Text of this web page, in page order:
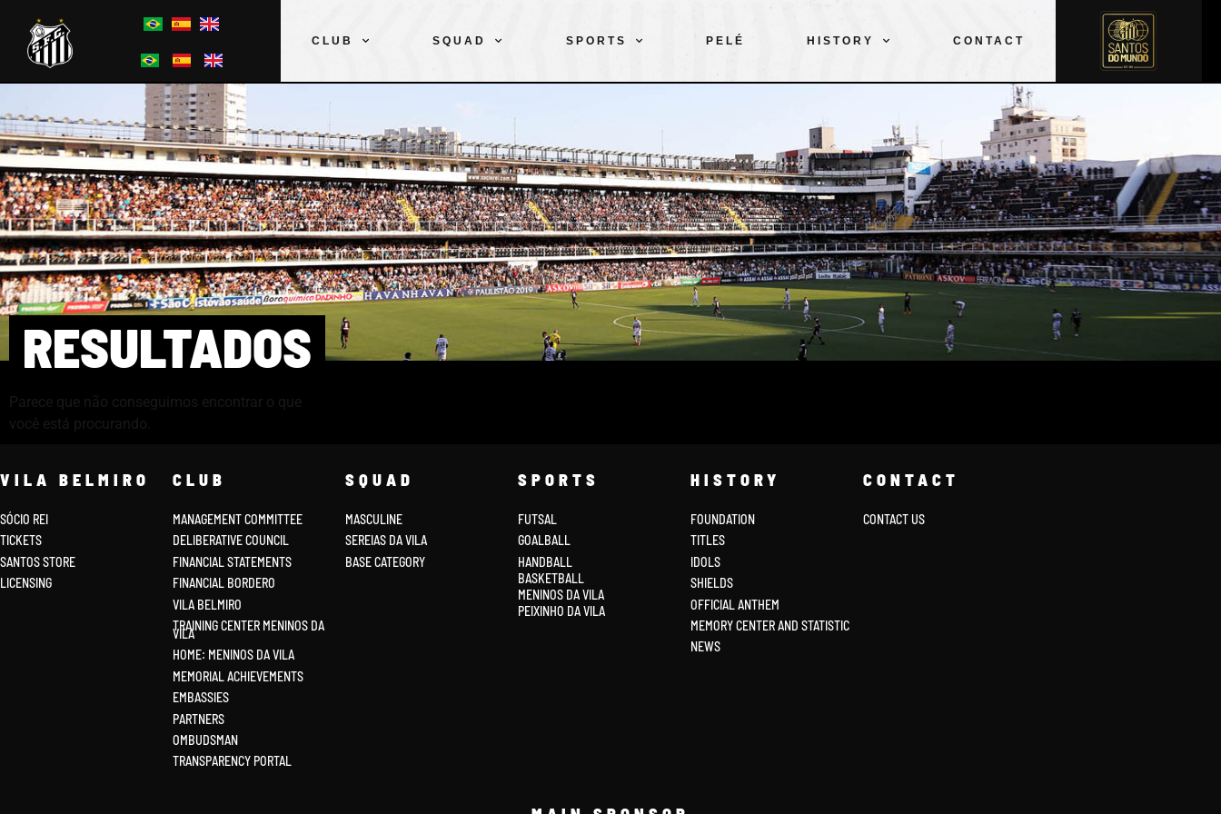
CLUB SQUAD SPORTS PELÉ HISTORY CONTACT
CLUB
CONTACT
RESULTADOS
Parece que não conseguimos encontrar o que
você está procurando.
VILA BELMIRO
SÓCIO REI
TICKETS
SANTOS STORE
LICENSING
CLUB
MANAGEMENT COMMITTEE
DELIBERATIVE COUNCIL
FINANCIAL STATEMENTS
FINANCIAL BORDERO
VILA BELMIRO
TRAINING CENTER MENINOS DA
VILA
HOME: MENINOS DA VILA
MEMORIAL ACHIEVEMENTS
EMBASSIES
PARTNERS
OMBUDSMAN
TRANSPARENCY PORTAL
SQUAD
MASCULINE
SEREIAS DA VILA
BASE CATEGORY
SPORTS
FUTSAL
GOALBALL
HANDBALL
BASKETBALL
MENINOS DA VILA
PEIXINHO DA VILA
HISTORY
FOUNDATION
TITLES
IDOLS
SHIELDS
OFFICIAL ANTHEM
MEMORY CENTER AND STATISTIC
NEWS
CONTACT
CONTACT US